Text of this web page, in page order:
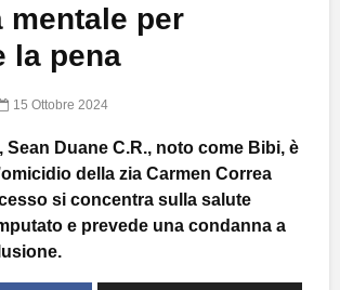
mentale per
la pena
15 Ottobre 2024
Sean Duane C.R., noto come Bibi, è
della zia Carmen Correa
si concentra sulla salute
e prevede una condanna a